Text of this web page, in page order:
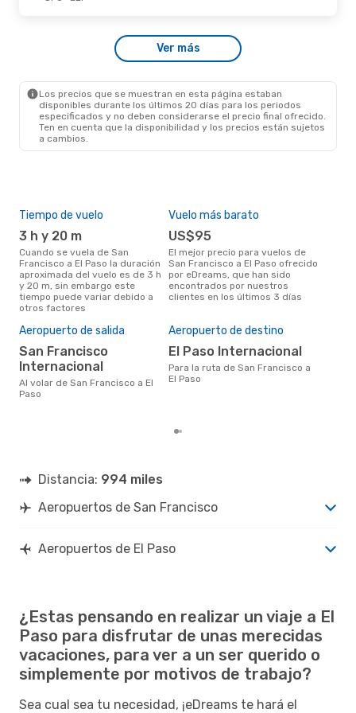
- Mar., 29 De Sep.
Frontier Airlines1 Escala
Ver más
Los precios que se muestran en esta página estaban
disponibles durante los últimos 20 días para los periodos
especificados y no deben considerarse el precio final ofrecido.
Ten en cuenta que la disponibilidad y los precios están sujetos
a cambios.
Tiempo de vuelo
3 h y 20 m
Cuando se vuela de San
Francisco a El Paso la duración
aproximada del vuelo es de 3 h
y 20 m, sin embargo este
tiempo puede variar debido a
otros factores
Vuelo más barato
US$95
El mejor precio para vuelos de
San Francisco a El Paso ofrecido
por eDreams, que han sido
encontrados por nuestros
clientes en los últimos 3 días
Aeropuerto de salida
San Francisco
Internacional
Al volar de San Francisco a El
Paso
Aeropuerto de destino
El Paso Internacional
Para la ruta de San Francisco a
El Paso
Distancia: 994 miles
Aeropuertos de San Francisco
Aeropuertos de El Paso
¿Estas pensando en realizar un viaje a El
Paso para disfrutar de unas merecidas
vacaciones, para ver a un ser querido o
simplemente por motivos de trabajo?
Sea cual sea tu necesidad, ¡eDreams te hará el